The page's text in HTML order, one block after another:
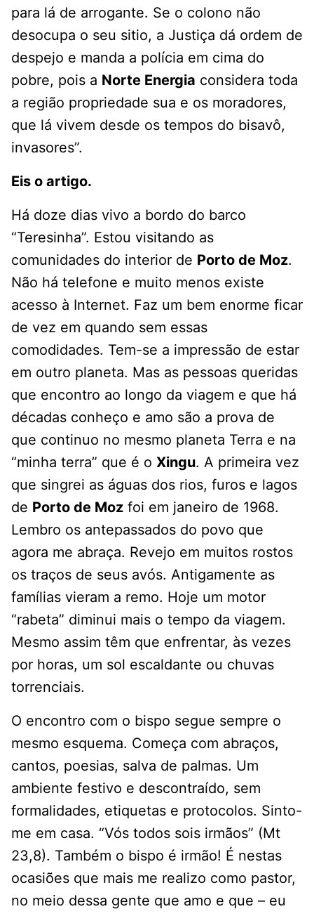
para lá de arrogante. Se o colono não
desocupa o seu sitio, a Justiça dá ordem de
despejo e manda a polícia em cima do
pobre, pois a Norte Energia considera toda
a região propriedade sua e os moradores,
que lá vivem desde os tempos do bisavô,
invasores”.
Eis o artigo.
Há doze dias vivo a bordo do barco
“Teresinha”. Estou visitando as
comunidades do interior de Porto de Moz.
Não há telefone e muito menos existe
acesso à Internet. Faz um bem enorme ficar
de vez em quando sem essas
comodidades. Tem-se a impressão de estar
em outro planeta. Mas as pessoas queridas
que encontro ao longo da viagem e que há
décadas conheço e amo são a prova de
que continuo no mesmo planeta Terra e na
“minha terra” que é o Xingu. A primeira vez
que singrei as águas dos rios, furos e lagos
de Porto de Moz foi em janeiro de 1968.
Lembro os antepassados do povo que
agora me abraça. Revejo em muitos rostos
os traços de seus avós. Antigamente as
famílias vieram a remo. Hoje um motor
“rabeta” diminui mais o tempo da viagem.
Mesmo assim têm que enfrentar, às vezes
por horas, um sol escaldante ou chuvas
torrenciais.
O encontro com o bispo segue sempre o
mesmo esquema. Começa com abraços,
cantos, poesias, salva de palmas. Um
ambiente festivo e descontraído, sem
formalidades, etiquetas e protocolos. Sinto-
me em casa. “Vós todos sois irmãos” (Mt
23,8). Também o bispo é irmão! É nestas
ocasiões que mais me realizo como pastor,
no meio dessa gente que amo e que – eu